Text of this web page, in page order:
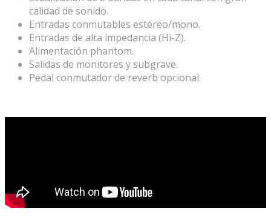
calidad de sonido.
Entradas conmutables estéreo/mono.
Entradas de alta impedancia (Hi-Z).
Alimentación phantom.
Salidas de monitores y subgrave.
Pedal conmutador de reverb opcional.